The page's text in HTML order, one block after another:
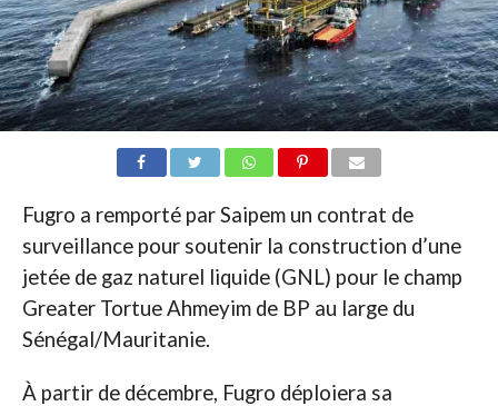
Fugro a remporté par Saipem un contrat de
surveillance pour soutenir la construction d’une
jetée de gaz naturel liquide (GNL) pour le champ
Greater Tortue Ahmeyim de BP au large du
Sénégal/Mauritanie.
À partir de décembre, Fugro déploiera sa